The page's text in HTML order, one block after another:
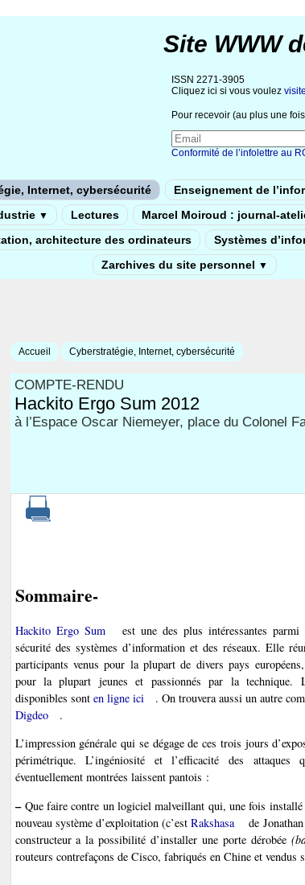
Site WWW
ISSN 2271-3905
Cliquez ici si vous voulez
Pour recevoir (au plus une
Conformité de l’infolettre au
Internet, cybersécurité Enseignement de
▼ Lectures Marcel Moiroud : journal-
architecture des ordinateurs Systèmes
Zarchives du site personnel ▼
Accueil Cyberstratégie, Internet, cybersécurité
COMPTE-RENDU
Hackito Ergo Sum 2012
à l’Espace Oscar Niemeyer, place du Colonel
Sommaire-
Hackito Ergo Sum
est une des plus intéressantes parmi
sécurité des systèmes d’information et des réseaux. Elle
participants venus pour la plupart de divers pays
pour la plupart jeunes et passionnés par la technique.
disponibles sont en ligne ici
. On trouvera aussi un autre
Digdeo
.
L’impression générale qui se dégage de ces trois jours
périmétrique. L’ingéniosité et l’efficacité des
éventuellement montrées laissent pantois :
–Que faire contre un logiciel malveillant qui, une fois installé
nouveau système d’exploitation (c’estRakshasa
de
constructeur a la possibilité d’installer une porte dérobée
routeurs contrefaçons de Cisco, fabriqués en Chine et